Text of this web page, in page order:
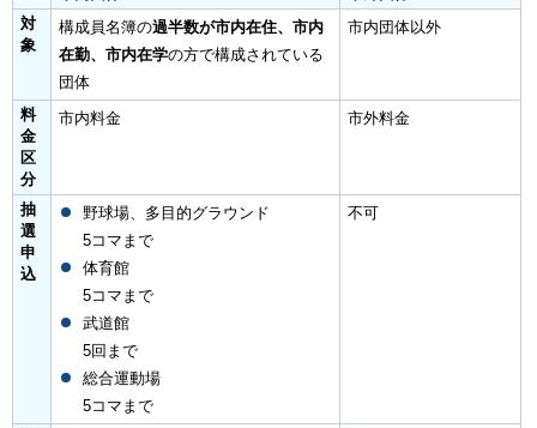
対
象
構成員名簿の過半数が市内在住、市内
在勤、市内在学の方で構成されている
団体
市内団体以外
料
金
区
分
市内料金 市外料金
抽
選
申
込
野球場、多目的グラウンド
5コマまで
体育館
5コマまで
武道館
5回まで
総合運動場
5コマまで
不可